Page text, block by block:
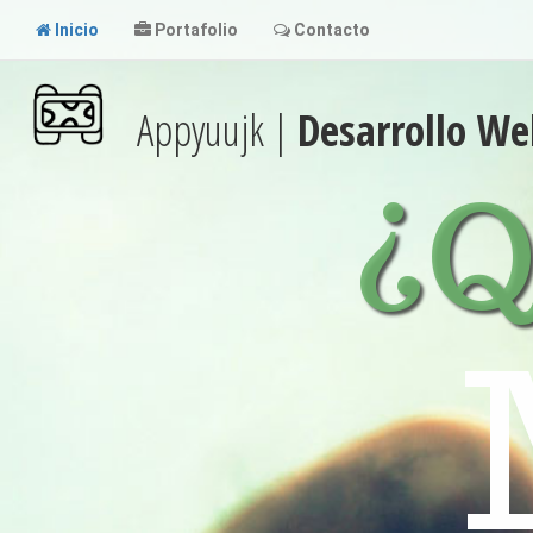
Inicio Portafolio Contacto
Appyuujk | Desarrollo